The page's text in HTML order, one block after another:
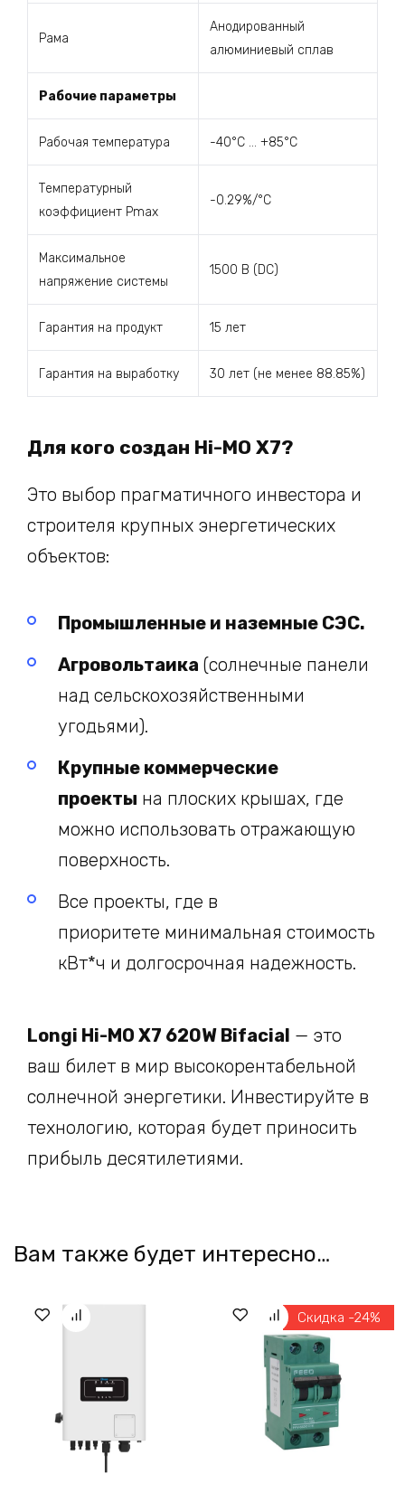
Рама
Анодированный
алюминиевый сплав
Рабочие параметры
Рабочая температура -40°C … +85°C
Температурный
коэффициент Pmax
-0.29%/°C
Максимальное
напряжение системы
1500 В (DC)
Гарантия на продукт 15 лет
Гарантия на выработку 30 лет (не менее 88.85%)
Для кого создан Hi-MO X7?
Это выбор прагматичного инвестора и
строителя крупных энергетических
объектов:
Промышленные и наземные СЭС.
Агровольтаика (солнечные панели
над сельскохозяйственными
угодьями).
Крупные коммерческие
проекты на плоских крышах, где
можно использовать отражающую
поверхность.
Все проекты, где в
приоритете минимальная стоимость
кВт*ч и долгосрочная надежность.
Longi Hi-MO X7 620W Bifacial — это
ваш билет в мир высокорентабельной
солнечной энергетики. Инвестируйте в
технологию, которая будет приносить
прибыль десятилетиями.
Вам также будет интересно…
Скидка -24%